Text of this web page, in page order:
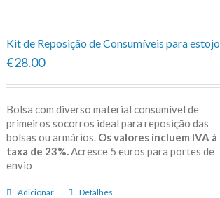
Kit de Reposição de Consumíveis para estojo
€28.00
Bolsa com diverso material consumível de
primeiros socorros ideal para reposição das
bolsas ou armários. Os valores incluem IVA à
taxa de 23%. Acresce 5 euros para portes de
envio
Adicionar Detalhes